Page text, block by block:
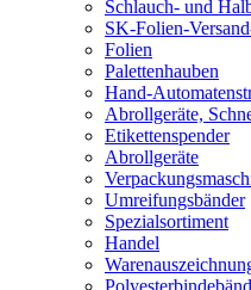
Schlauch- und
SK-Folien-
Folien
Palettenhauben
Hand-
Abrollgeräte,
Etikettenspender
Abrollgeräte
Umreifungsbänder
Spezialsortiment
Handel